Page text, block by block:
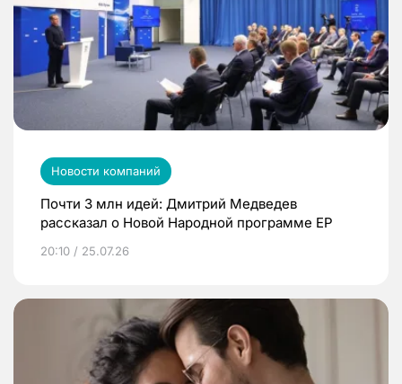
Новости компаний
Почти 3 млн идей: Дмитрий Медведев
рассказал о Новой Народной программе ЕР
20:10 / 25.07.26